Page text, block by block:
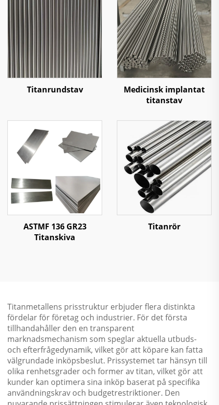
Titanrundstav
Medicinsk implantat
titanstav
ASTMF 136 GR23
Titanskiva
Titanrör
Titanmetallens prisstruktur erbjuder flera distinkta
fördelar för företag och industrier. För det första
tillhandahåller den en transparent
marknadsmechanism som speglar aktuella utbuds-
och efterfrågedynamik, vilket gör att köpare kan fatta
välgrundade inköpsbeslut. Prissystemet tar hänsyn till
olika renhetsgrader och former av titan, vilket gör att
kunder kan optimera sina inköp baserat på specifika
användningskrav och budgetrestriktioner. Den